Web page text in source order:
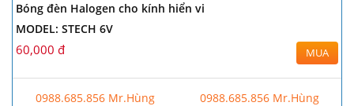
Bóng đèn Halogen cho kính hiển vi
MODEL: STECH 6V
60,000 đ MUA
0988.685.856 Mr.Hùng 0988.685.856 Mr.Hùng